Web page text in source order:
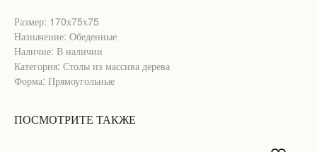
Размер: 170х75х75
Назначение: Обеденные
Наличие: В наличии
Категория: Столы из массива дерева
Форма: Прямоугольные
ПОСМОТРИТЕ ТАКЖЕ